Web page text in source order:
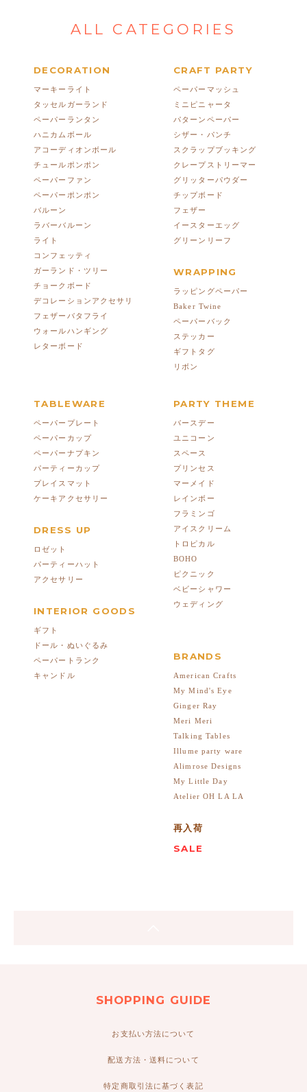
ALL CATEGORIES
DECORATION
マーキーライト
タッセルガーランド
ペーパーランタン
ハニカムボール
アコーディオンボール
チュールポンポン
ペーパーファン
ペーパーポンポン
バルーン
ラバーバルーン
ライト
コンフェッティ
ガーランド・ツリー
チョークボード
デコレーションアクセサリ
フェザーバタフライ
ウォールハンギング
レターボード
CRAFT PARTY
ペーパーマッシュ
ミニピニャータ
パターンペーパー
シザー・パンチ
スクラップブッキング
クレープストリーマー
グリッターパウダー
チップボード
フェザー
イースターエッグ
グリーンリーフ
WRAPPING
ラッピングペーパー
Baker Twine
ペーパーバック
ステッカー
ギフトタグ
リボン
TABLEWARE
ペーパープレート
ペーパーカップ
ペーパーナプキン
パーティーカップ
プレイスマット
ケーキアクセサリー
DRESS UP
ロゼット
パーティーハット
アクセサリー
INTERIOR GOODS
ギフト
ドール・ぬいぐるみ
ペーパートランク
キャンドル
PARTY THEME
バースデー
ユニコーン
スペース
プリンセス
マーメイド
レインボー
フラミンゴ
アイスクリーム
トロピカル
BOHO
ピクニック
ベビーシャワー
ウェディング
BRANDS
American Crafts
My Mind's Eye
Ginger Ray
Meri Meri
Talking Tables
Illume party ware
Alimrose Designs
My Little Day
Atelier OH LA LA
再入荷
SALE
SHOPPING GUIDE
お支払い方法について
配送方法・送料について
特定商取引法に基づく表記